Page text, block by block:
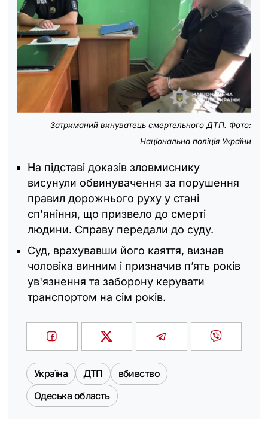
Затриманий винуватець смертельного ДТП. Фото:
Національна поліція України
На підставі доказів зловмиснику
висунули обвинувачення за порушення
правил дорожнього руху у стані
сп'яніння, що призвело до смерті
людини. Справу передали до суду.
Суд, врахувавши його каяття, визнав
чоловіка винним і призначив п’ять років
ув'язнення та заборону керувати
транспортом на сім років.
Україна ДТП
вбивство
Одеська область